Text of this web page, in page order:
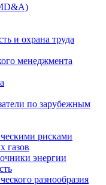
и охрана труда
менеджмента
по зарубежным
рисками
газов
энергии
разнообразия